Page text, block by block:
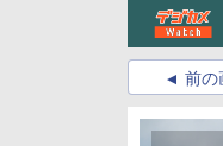
前の